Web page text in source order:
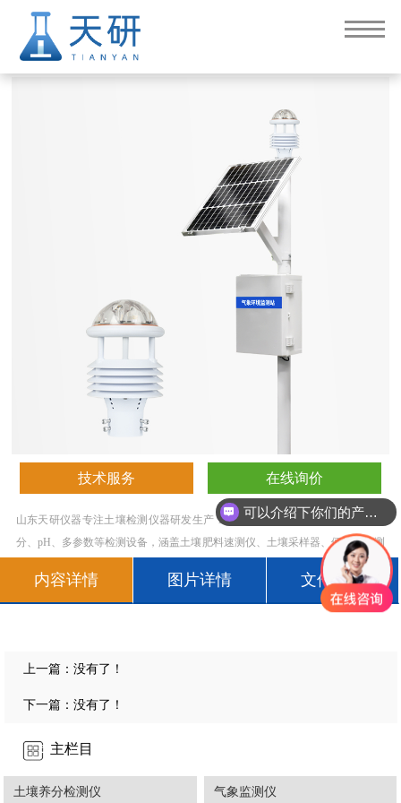
技术服务 在线询价
山东天研仪器专注土壤检测仪器研发生产 10 年，提供土壤养分、重金属、盐
分、pH、多参数等检测设备，涵盖土壤肥料速测仪、土壤采样器、便携式检测
仪等，支持定制与测土配方，服务农业、检测、科研等领域，源头厂家品质保
障。欢迎致电！400-8567-017
内容详情 图片详情 文件下载
上一篇：没有了！
下一篇：没有了！
主栏目
土壤养分检测仪 气象监测仪
可以介绍下你们的产品么